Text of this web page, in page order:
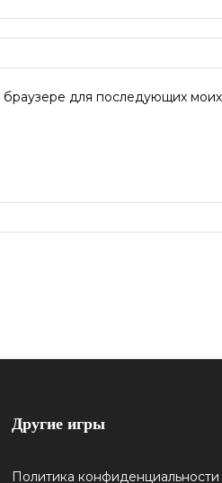
браузере для последующих моих
Другие игры
Политика конфиденциальности